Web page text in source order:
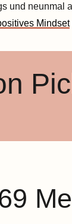
und
Mindset